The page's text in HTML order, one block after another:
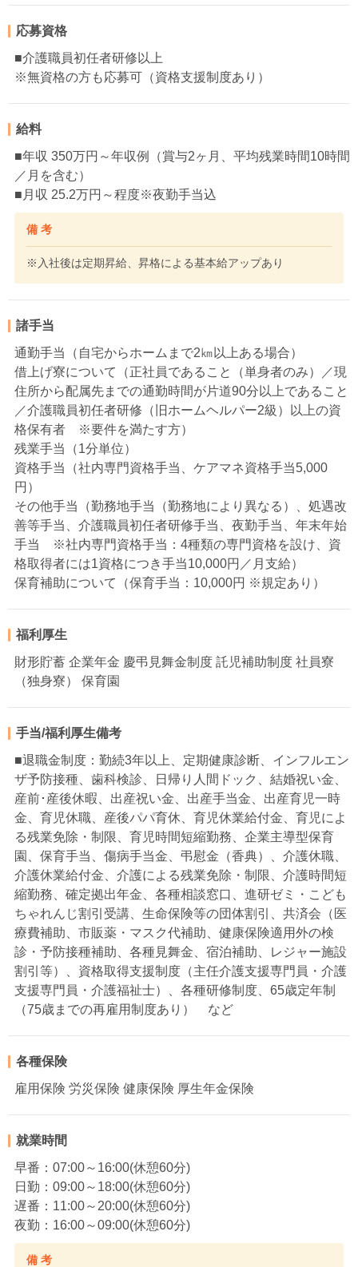
応募資格
■介護職員初任者研修以上
※無資格の方も応募可（資格支援制度あり）
給料
■年収 350万円～年収例（賞与2ヶ月、平均残業時間10時間
／月を含む）
■月収 25.2万円～程度※夜勤手当込
備 考
※入社後は定期昇給、昇格による基本給アップあり
諸手当
通勤手当（自宅からホームまで2㎞以上ある場合）
借上げ寮について（正社員であること（単身者のみ）／現
住所から配属先までの通勤時間が片道90分以上であること
／介護職員初任者研修（旧ホームヘルパー2級）以上の資
格保有者 ※要件を満たす方）
残業手当（1分単位）
資格手当（社内専門資格手当、ケアマネ資格手当5,000
円）
その他手当（勤務地手当（勤務地により異なる）、処遇改
善等手当、介護職員初任者研修手当、夜勤手当、年末年始
手当 ※社内専門資格手当：4種類の専門資格を設け、資
格取得者には1資格につき手当10,000円／月支給）
保育補助について（保育手当：10,000円 ※規定あり）
福利厚生
財形貯蓄 企業年金 慶弔見舞金制度 託児補助制度 社員寮
（独身寮） 保育園
手当/福利厚生備考
■退職金制度：勤続3年以上、定期健康診断、インフルエン
ザ予防接種、歯科検診、日帰り人間ドック、結婚祝い金、
産前･産後休暇、出産祝い金、出産手当金、出産育児一時
金、育児休職、産後パパ育休、育児休業給付金、育児によ
る残業免除・制限、育児時間短縮勤務、企業主導型保育
園、保育手当、傷病手当金、弔慰金（香典）、介護休職、
介護休業給付金、介護による残業免除・制限、介護時間短
縮勤務、確定拠出年金、各種相談窓口、進研ゼミ・こども
ちゃれんじ割引受講、生命保険等の団体割引、共済会（医
療費補助、市販薬・マスク代補助、健康保険適用外の検
診・予防接種補助、各種見舞金、宿泊補助、レジャー施設
割引等）、資格取得支援制度（主任介護支援専門員・介護
支援専門員・介護福祉士）、各種研修制度、65歳定年制
（75歳までの再雇用制度あり） など
各種保険
雇用保険 労災保険 健康保険 厚生年金保険
就業時間
早番：07:00～16:00(休憩60分)
日勤：09:00～18:00(休憩60分)
遅番：11:00～20:00(休憩60分)
夜勤：16:00～09:00(休憩60分)
備 考